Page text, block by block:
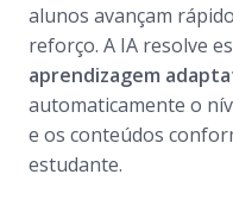
alunos avançam
reforço. A IA resolve
aprendizagem
automaticamente o
e os conteúdos
estudante.